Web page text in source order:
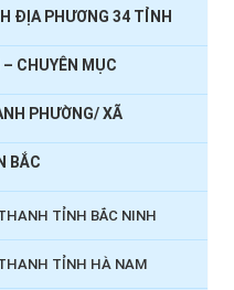
ĐỊA PHƯƠNG 34 TỈNH
CHUYÊN MỤC
PHƯỜNG/ XÃ
BẮC
TỈNH BẮC NINH
TỈNH HÀ NAM